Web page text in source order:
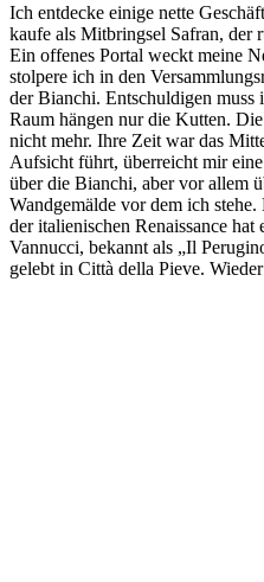
Ich entdecke einige nette
kaufe als Mitbringsel Safran, der
Ein offenes Portal weckt meine
stolpere ich in den
der Bianchi. Entschuldigen
Raum hängen nur die Kutten.
nicht mehr. Ihre Zeit war das
Aufsicht führt, überreicht mir
über die Bianchi, aber vor allem
Wandgemälde vor dem ich
der italienischen Renaissance
Vannucci, bekannt als „Il
gelebt in Città della Pieve.